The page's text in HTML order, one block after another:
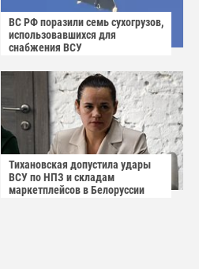
ВС РФ поразили семь сухогрузов,
использовавшихся для
снабжения ВСУ
Тихановская допустила удары
ВСУ по НПЗ и складам
маркетплейсов в Белоруссии